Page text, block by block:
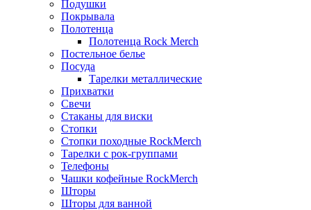
Подушки
Покрывала
Полотенца
Полотенца Rock Merch
Постельное белье
Посуда
Тарелки металлические
Прихватки
Свечи
Стаканы для виски
Стопки
Стопки походные RockMerch
Тарелки с рок-группами
Телефоны
Чашки кофейные RockMerch
Шторы
Шторы для ванной